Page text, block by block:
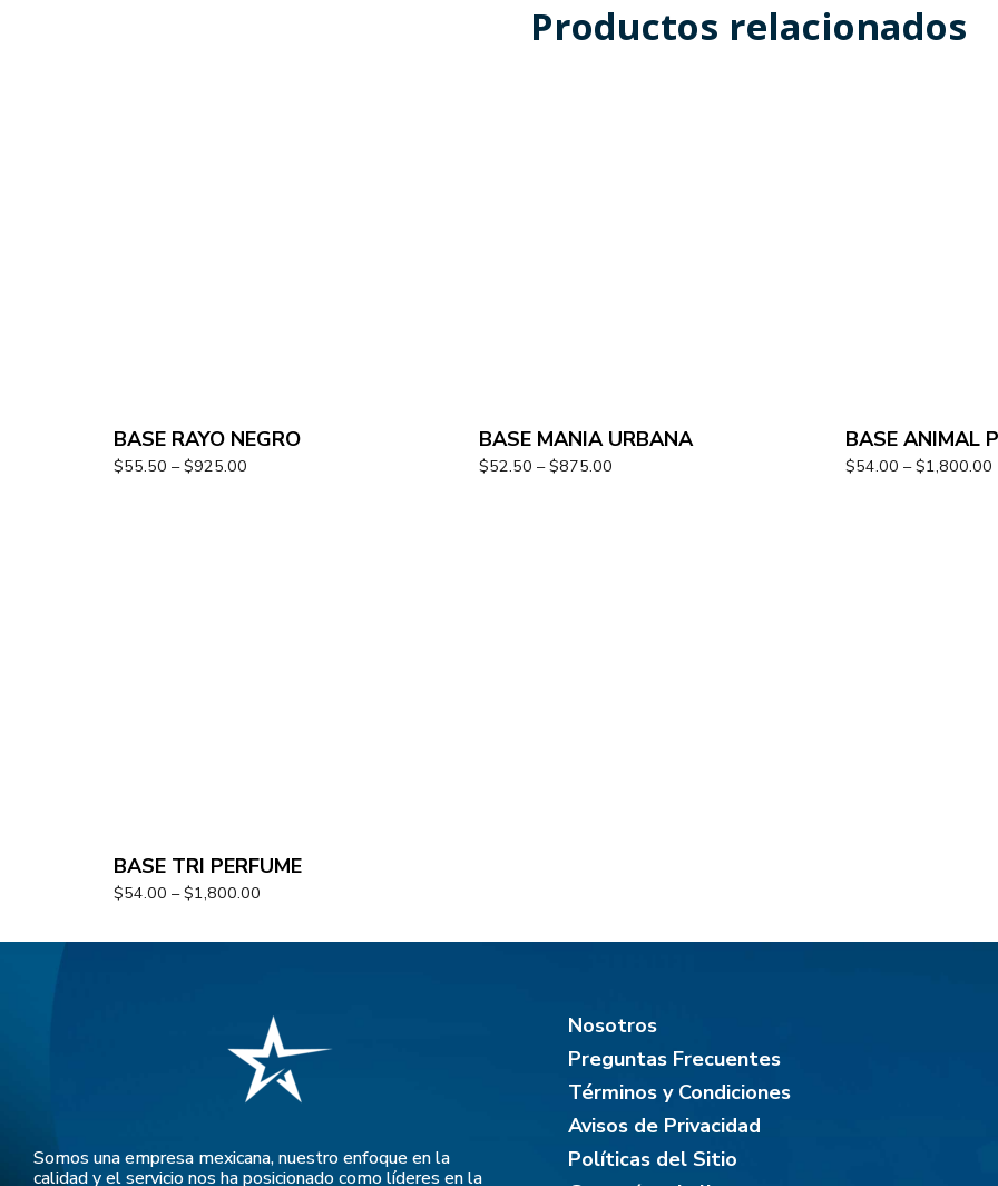
Productos relacionados
BASE RAYO NEGRO
$55.50 – $925.00
BASE MANIA URBANA
$52.50 – $875.00
BASE ANIMAL
$54.00 – $1,800.00
BASE TRI PERFUME
$54.00 – $1,800.00
Somos una empresa mexicana, nuestro enfoque en la
calidad y el servicio nos ha posicionado como líderes en la
Nosotros
Preguntas Frecuentes
Términos y Condiciones
Avisos de Privacidad
Políticas del Sitio